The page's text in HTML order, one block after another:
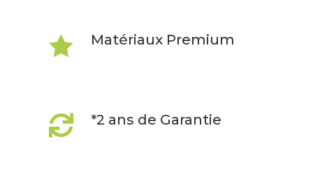
 Matériaux Premium
 *2 ans de Garantie